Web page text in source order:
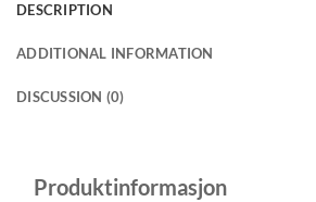
DESCRIPTION
ADDITIONAL INFORMATION
DISCUSSION (0)
Produktinformasjon